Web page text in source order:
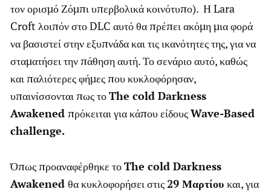
τον ορισμό Ζόμπι υπερβολικά κοινότυπο). Η Lara
Croft λοιπόν στο DLC αυτό θα πρέπει ακόμη μια φορά
να βασιστεί στην εξυπνάδα και τις ικανότητες της, για να
σταματήσει την πάθηση αυτή. Το σενάριο αυτό, καθώς
και παλιότερες φήμες που κυκλοφόρησαν,
υπαινίσσονται πως τοThe cold Darkness
Awakened πρόκειται για κάπου είδουςWave-Based
challenge.
Όπως προαναφέρθηκε τοThe cold Darkness
Awakened θα κυκλοφορήσει στις29 Μαρτίου και, για